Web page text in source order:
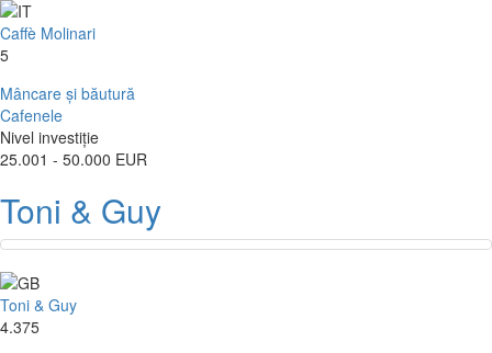
Caffè Molinari
5
Mâncare și băutură
Cafenele
Nivel investiție
25.001 - 50.000 EUR
Toni & Guy
Toni & Guy
4.375